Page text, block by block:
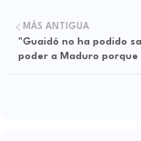
MÁS ANTIGUA
"Guaidó no ha podido
poder a Maduro